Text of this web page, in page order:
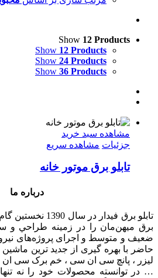
Show 12 Products
Show 12 Products
Show 24 Products
Show 36 Products
مشاهده سبد خرید
جزئیات مشاهده سریع
تابلو برق موتور خانه
درباره ما
تابلو برق فیدار
برق میهن‌مان را در زمينه طراحي و
ضعيف و متوسط و اجرای پروژه‌های نيرو
حاضر با بهره گیری از جدید ترین
لیزر ، پانچ سی ان سی ، خم برک سی ان
… در توانسته محصولات خود را نه